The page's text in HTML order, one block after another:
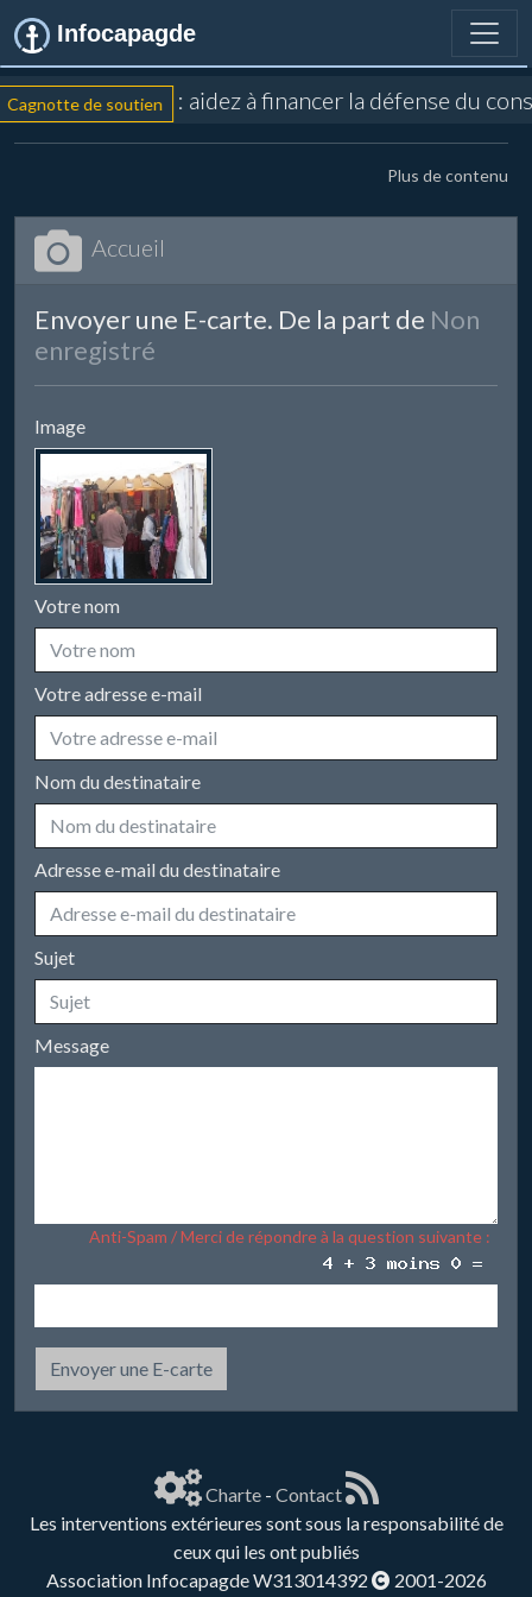
Infocapagde
Cagnotte de soutien : aidez à financer la défense du
Plus de contenu
Accueil
Envoyer une E-carte. De la part de Non
enregistré
Image
Votre nom
Votre adresse e-mail
Nom du destinataire
Adresse e-mail du destinataire
Sujet
Message
Anti-Spam / Merci de répondre à la question suivante :
Envoyer une E-carte
Charte- Contact
Les interventions extérieures sont sous la responsabilité de
ceux qui les ont publiés
Association Infocapagde W313014392
2001-2026